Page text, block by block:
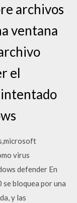
archivos
ventana
el
intentado
virus
defender En
bloquea por una
y las